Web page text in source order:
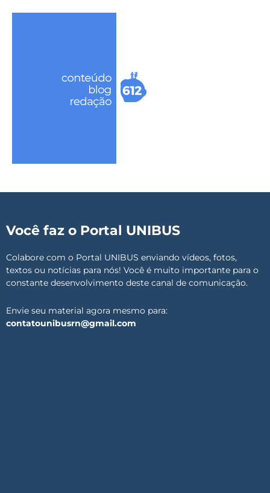
Você faz o Portal UNIBUS
Colabore com o Portal UNIBUS enviando vídeos, fotos,
textos ou notícias para nós! Você é muito importante para o
constante desenvolvimento deste canal de comunicação.
Envie seu material agora mesmo para:
contatounibusrn@gmail.com